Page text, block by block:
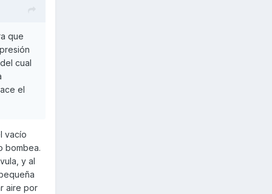
que
cual
el
vacío
bombea.
y al
aire por